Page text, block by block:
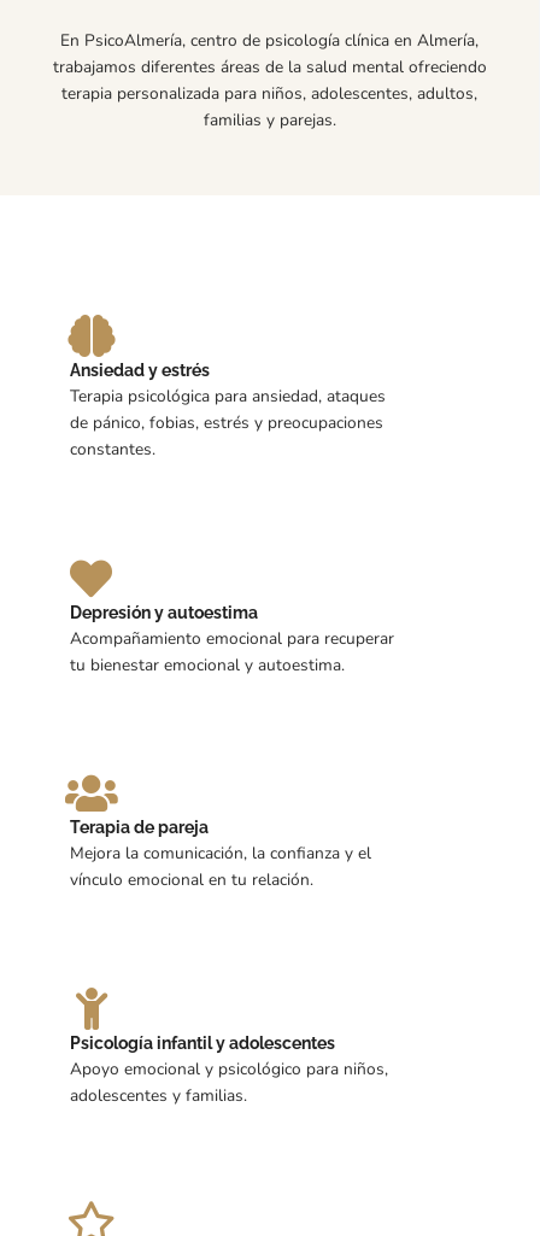
En PsicoAlmería, centro de psicología clínica en Almería,
trabajamos diferentes áreas de la salud mental ofreciendo
terapia personalizada para niños, adolescentes, adultos,
familias y parejas.
Ansiedad y estrés
Terapia psicológica para ansiedad, ataques
de pánico, fobias, estrés y preocupaciones
constantes.
Depresión y autoestima
Acompañamiento emocional para recuperar
tu bienestar emocional y autoestima.
Terapia de pareja
Mejora la comunicación, la confianza y el
vínculo emocional en tu relación.
Psicología infantil y adolescentes
Apoyo emocional y psicológico para niños,
adolescentes y familias.